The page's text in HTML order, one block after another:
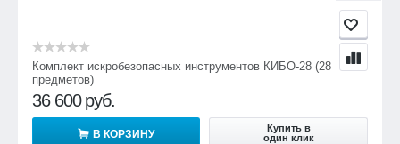
Комплект искробезопасных инструментов КИБО-28 (28
предметов)
36 600 руб.
В КОРЗИНУ
Купить в
один клик